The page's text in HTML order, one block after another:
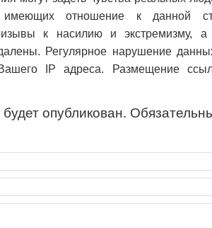
отношение к данной
к насилию и экстремизму, а
Регулярное нарушение
IP адреса. Размещение
опубликован.